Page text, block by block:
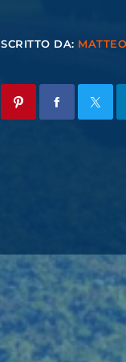
SCRITTO DA: MATTEO